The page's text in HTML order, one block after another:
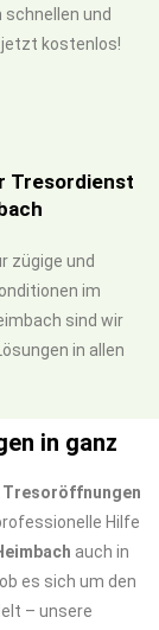
und
jetzt kostenlos!
Tresordienst
zügige und
im
sind wir
in allen
in ganz
Tresoröffnungen
Hilfe
auch in
es sich um den
– unsere